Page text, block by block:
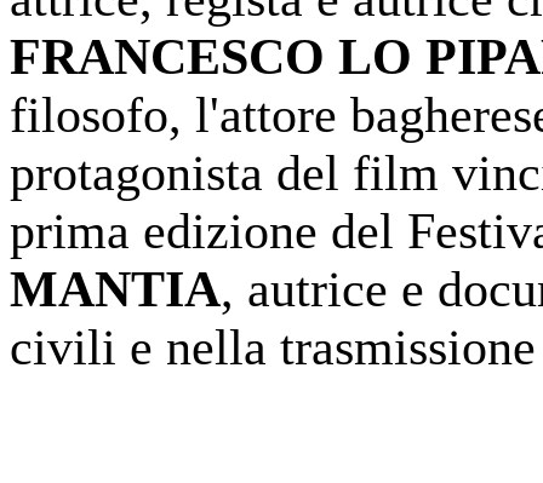
FRANCESCO LO
filosofo, l'attore
protagonista del film
prima edizione del
MANTIA, autrice e
civili e nella